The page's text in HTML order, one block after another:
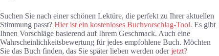
Suchen Sie nach einer schönen Lektüre, die perfekt zu Ihrer aktuellen
Stimmung passt? Hier ist ein kostenloses Buchvorschlag-Tool. Es gibt
Ihnen Vorschläge basierend auf Ihrem Geschmack. Auch eine
Wahrscheinlichkeitsbewertung für jedes empfohlene Buch. Möchten
Sie das Buch finden, das Sie später lieben werden oderjetzt?